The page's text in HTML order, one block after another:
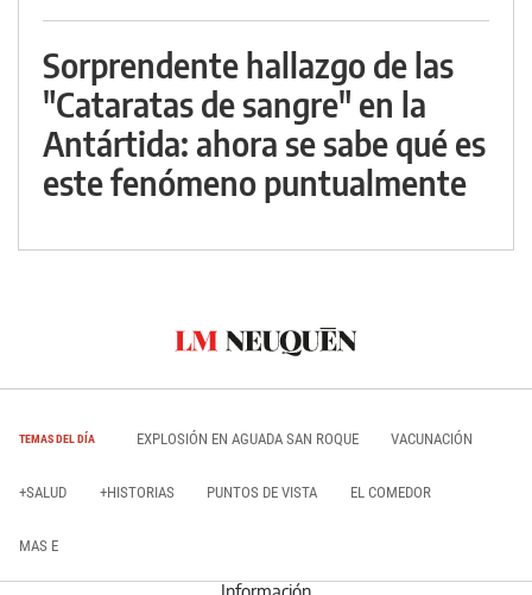
Sorprendente hallazgo de las
"Cataratas de sangre" en la
Antártida: ahora se sabe qué es
este fenómeno puntualmente
TEMAS DEL DÍA EXPLOSIÓN EN AGUADA SAN ROQUE VACUNACIÓN
+SALUD +HISTORIAS PUNTOS DE VISTA EL COMEDOR
MAS E